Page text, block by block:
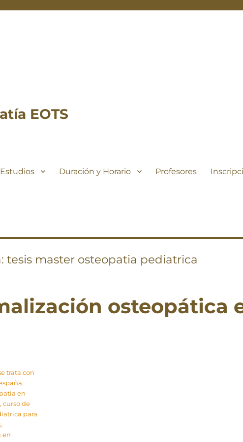
EOTS
Duración y Horario Profesores
tesis master osteopatia pediatrica
osteopática
trata con
,
en
, curso de
para
,
en